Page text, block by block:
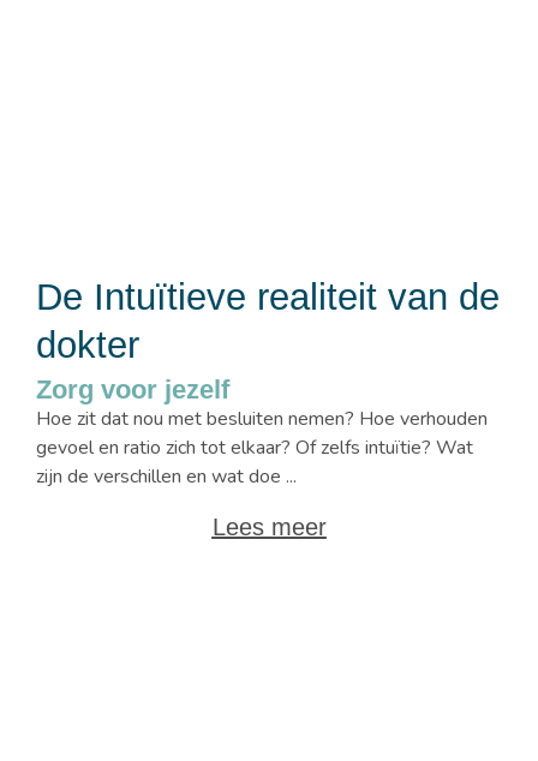
Zorg voor jezelf
De Intuïtieve realiteit van de
dokter
Hoe zit dat nou met besluiten nemen? Hoe verhouden
gevoel en ratio zich tot elkaar? Of zelfs intuïtie? Wat
zijn de verschillen en wat doe ...
Lees meer